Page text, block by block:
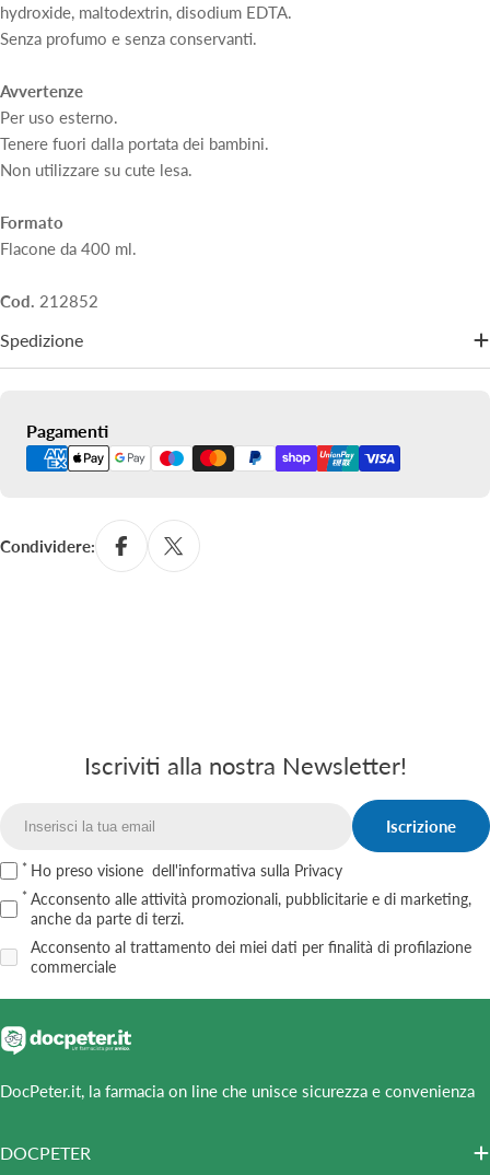
hydroxide, maltodextrin, disodium EDTA.
Senza profumo e senza conservanti.
Avvertenze
Per uso esterno.
Tenere fuori dalla portata dei bambini.
Non utilizzare su cute lesa.
Formato
Flacone da 400 ml.
Cod. 212852
Spedizione
Pagamenti
Metodi
Condividere:
Iscriviti alla nostra Newsletter!
Iscrizione
Ho preso visione dell'informativa sulla Privacy
Acconsento alle attività promozionali, pubblicitarie e di marketing,
anche da parte di terzi.
Acconsento al trattamento dei miei dati per finalità di profilazione
commerciale
DocPeter.it, la farmacia on line che unisce sicurezza e convenienza
DOCPETER